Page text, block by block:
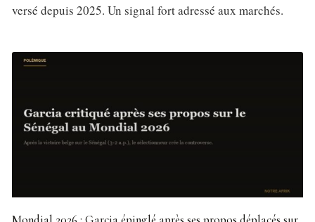
versé depuis 2025. Un signal fort adressé aux marchés.